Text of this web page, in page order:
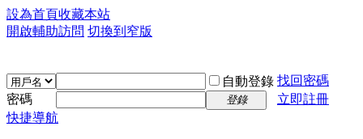
設為首頁收藏本站
開啟輔助訪問 切換到窄版
自動登錄 找回密碼
密碼
登錄
立即註冊
快捷導航